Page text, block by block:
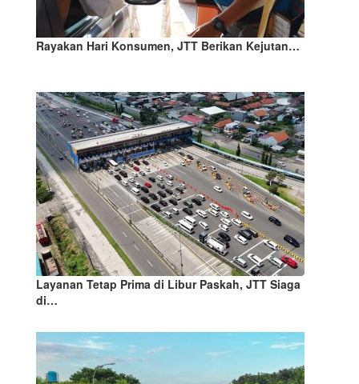
Rayakan Hari Konsumen, JTT Berikan Kejutan…
Layanan Tetap Prima di Libur Paskah, JTT Siaga
di…